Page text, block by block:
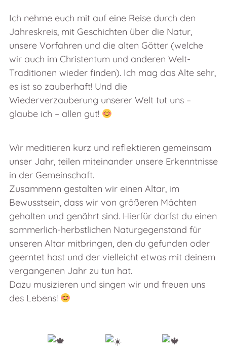
Ich nehme euch mit auf eine Reise durch den
Jahreskreis, mit Geschichten über die Natur,
unsere Vorfahren und die alten Götter (welche
wir auch im Christentum und anderen Welt-
Traditionen wieder finden). Ich mag das Alte sehr,
es ist so zauberhaft! Und die
Wiederverzauberung unserer Welt tut uns –
glaube ich – allen gut!
Wir meditieren kurz und reflektieren gemeinsam
unser Jahr, teilen miteinander unsere Erkenntnisse
in der Gemeinschaft.
Zusammenn gestalten wir einen Altar, im
Bewusstsein, dass wir von größeren Mächten
gehalten und genährt sind. Hierfür darfst du einen
sommerlich-herbstlichen Naturgegenstand für
unseren Altar mitbringen, den du gefunden oder
geerntet hast und der vielleicht etwas mit deinem
vergangenen Jahr zu tun hat.
Dazu musizieren und singen wir und freuen uns
des Lebens!